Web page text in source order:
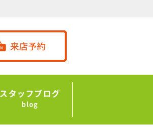
スタッフブログ
blog